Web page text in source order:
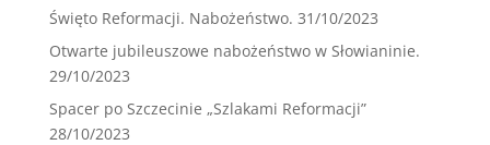
Święto Reformacji. Nabożeństwo. 31/10/2023
Otwarte jubileuszowe nabożeństwo w Słowianinie.
29/10/2023
Spacer po Szczecinie „Szlakami Reformacji”
28/10/2023